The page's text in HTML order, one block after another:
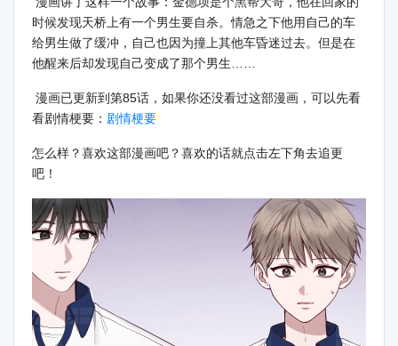
时候发现天桥上有一个男生要自杀。情急之下他用自己的车
给男生做了缓冲，自己也因为撞上其他车昏迷过去。但是在
他醒来后却发现自己变成了那个男生……
漫画已更新到第85话，如果你还没看过这部漫画，可以先看
看剧情梗要： 剧情梗要
怎么样？喜欢这部漫画吧？喜欢的话就点击左下角去追更
吧！